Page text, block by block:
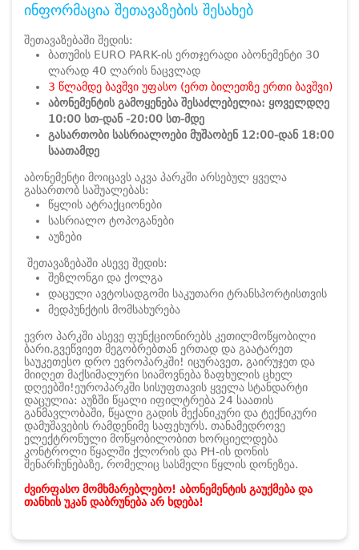
ინფორმაცია შეთავაზების შესახებ
შეთავაზებაში შედის:
ბათუმის EURO PARK-ის ერთჯერადი აბონემენტი 30
ლარად 40 ლარის ნაცვლად
3 წლამდე ბავშვი უფასო (ერთ ბილეთზე ერთი ბავშვი)
აბონემენტის გამოყენება შესაძლებელია: ყოველდღე
10:00 სთ-დან -20:00 სთ-მდე
გასართობი სასრიალოები მუშაობენ 12:00-დან 18:00
საათამდე
აბონემენტი მოიცავს აკვა პარკში არსებულ ყველა
გასართობ საშუალებას:
წყლის ატრაქციონები
სასრიალო ტოპოგანები
აუზები
შეთავაზებაში ასევე შედის:
შეზლონგი და ქოლგა
დაცული ავტოსადგომი საკუთარი ტრანსპორტისთვის
მედპუნქტის მომსახურება
ევრო პარკში ასევე ფუნქციონირებს კეთილმოწყობილი
ბარი.გვეწვიეთ მეგობრებთან ერთად და გაატარეთ
საუკეთესო დრო ევროპარკში! იცურავეთ, გაირუჯეთ და
მიიღეთ მაქსიმალური სიამოვნება ზაფხულის ცხელ
დღეებში!ეუროპარკში სისუფთავის ყველა სტანდარტი
დაცულია: აუზში წყალი იფილტრება 24 საათის
განმავლობაში, წყალი გადის მექანიკური და ტექნიკური
დამუშავების რამდენიმე საფეხურს. თანამედროვე
ელექტრონული მოწყობილობით ხორციელდება
კონტროლი წყალში ქლორის და PH-ის დონის
შენარჩუნებაზე, რომელიც სასმელი წყლის დონეზეა.
ძვირფასო მომხმარებლებო! აბონემენტის გაუქმება და
თანხის უკან დაბრუნება არ ხდება!